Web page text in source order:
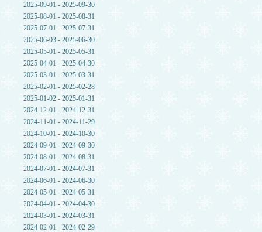
2025-09-01 - 2025-09-30
2025-08-01 - 2025-08-31
2025-07-01 - 2025-07-31
2025-06-03 - 2025-06-30
2025-05-01 - 2025-05-31
2025-04-01 - 2025-04-30
2025-03-01 - 2025-03-31
2025-02-01 - 2025-02-28
2025-01-02 - 2025-01-31
2024-12-01 - 2024-12-31
2024-11-01 - 2024-11-29
2024-10-01 - 2024-10-30
2024-09-01 - 2024-09-30
2024-08-01 - 2024-08-31
2024-07-01 - 2024-07-31
2024-06-01 - 2024-06-30
2024-05-01 - 2024-05-31
2024-04-01 - 2024-04-30
2024-03-01 - 2024-03-31
2024-02-01 - 2024-02-29